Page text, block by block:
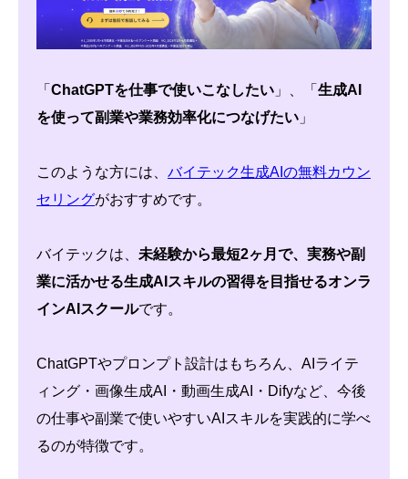
「 ChatGPTを仕事で使いこなしたい 」、「 生成AI
を使って副業や業務効率化につなげたい 」
このような方には、 バイテック生成AIの無料カウン
セリングがおすすめです。
バイテックは、 未経験から最短2ヶ月で、実務や副
業に活かせる生成AIスキルの習得を目指せるオンラ
インAIスクールです。
ChatGPTやプロンプト設計はもちろん、AIライテ
ィング・画像生成AI・動画生成AI・Difyなど、今後
の仕事や副業で使いやすいAIスキルを実践的に学べ
るのが特徴です。